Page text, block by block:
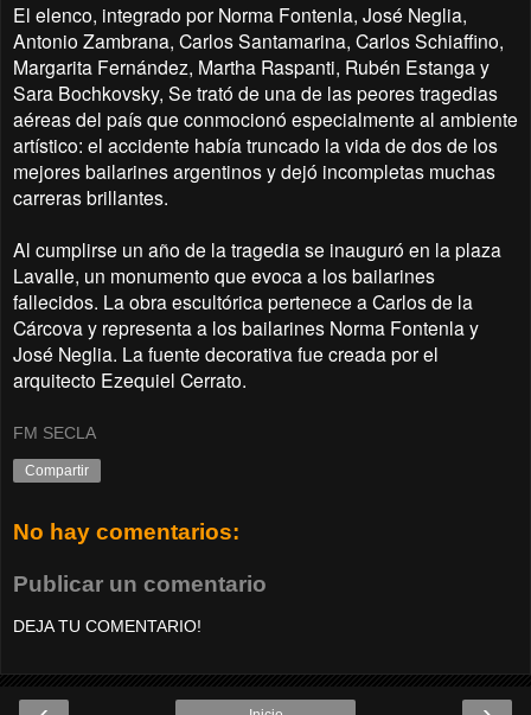
El elenco, integrado por Norma Fontenla, José Neglia,
Antonio Zambrana, Carlos Santamarina, Carlos Schiaffino,
Margarita Fernández, Martha Raspanti, Rubén Estanga y
Sara Bochkovsky, Se trató de una de las peores tragedias
aéreas del país que conmocionó especialmente al ambiente
artístico: el accidente había truncado la vida de dos de los
mejores bailarines argentinos y dejó incompletas muchas
carreras brillantes.
Al cumplirse un año de la tragedia se inauguró en la plaza
Lavalle, un monumento que evoca a los bailarines
fallecidos. La obra escultórica pertenece a Carlos de la
Cárcova y representa a los bailarines Norma Fontenla y
José Neglia. La fuente decorativa fue creada por el
arquitecto Ezequiel Cerrato.
FM SECLA
Compartir
No hay comentarios:
Publicar un comentario
DEJA TU COMENTARIO!